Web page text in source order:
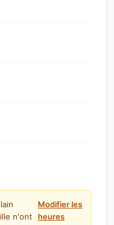
n'ont
Modifier les
heures